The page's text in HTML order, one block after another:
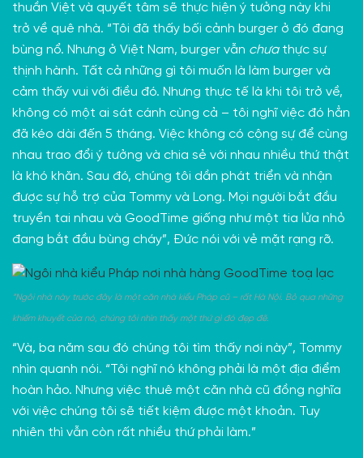
thuần Việt và quyết tâm sẽ thực hiện ý tưởng này khi
trở về quê nhà. “Tôi đã thấy bối cảnh burger ở đó đang
bùng nổ. Nhưng ở Việt Nam, burger vẫn chưa thực sự
thịnh hành. Tất cả những gì tôi muốn là làm burger và
cảm thấy vui với điều đó. Nhưng thực tế là khi tôi trở về,
không có một ai sát cánh cùng cả – tôi nghĩ việc đó hẳn
đã kéo dài đến 5 tháng. Việc không có cộng sự để cùng
nhau trao đổi ý tưởng và chia sẻ với nhau nhiều thứ thật
là khó khăn. Sau đó, chúng tôi dần phát triển và nhận
được sự hỗ trợ của Tommy và Long. Mọi người bắt đầu
truyền tai nhau và GoodTime giống như một tia lửa nhỏ
đang bắt đầu bùng cháy”, Đức nói với vẻ mặt rạng rỡ.
“Ngôi nhà này trước đây là một căn nhà kiểu Pháp cũ – rất Hà Nội. Bỏ qua những
khiếm khuyết của nó, chúng tôi nhìn thấy một thứ gì đó đẹp đẽ.
“Và, ba năm sau đó chúng tôi tìm thấy nơi này”, Tommy
nhìn quanh nói. “Tôi nghĩ nó không phải là một địa điểm
hoàn hảo. Nhưng việc thuê một căn nhà cũ đồng nghĩa
với việc chúng tôi sẽ tiết kiệm được một khoản. Tuy
nhiên thì vẫn còn rất nhiều thứ phải làm.”